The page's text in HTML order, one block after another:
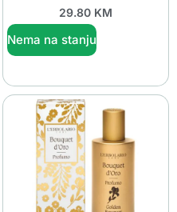
29.80 KM
Nema na stanju